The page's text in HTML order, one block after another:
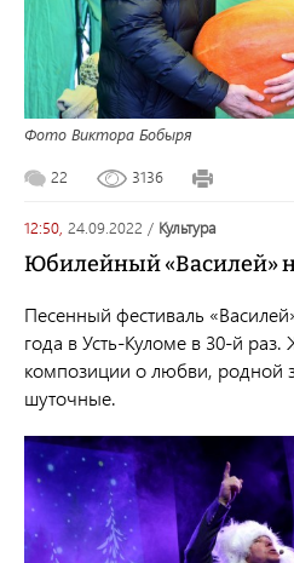
Фото Виктора Бобыря
22 3136
12:50, 24.09.2022 / культура
Юбилейный «Василей»
Песенный фестиваль
года в Усть-Куломе в 30-й
композиции о любви, родной
шуточные.